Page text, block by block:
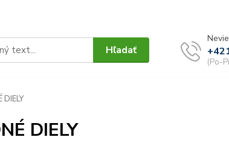
Hľadať
(Po-
DIELY
DIELY